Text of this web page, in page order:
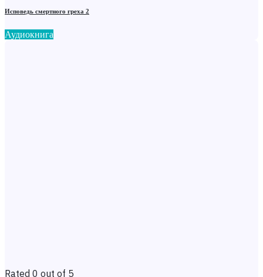
Исповедь смертного греха 2
Аудиокнига
Rated 0 out of 5